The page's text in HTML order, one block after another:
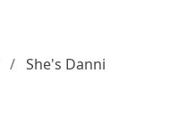
She's Danni